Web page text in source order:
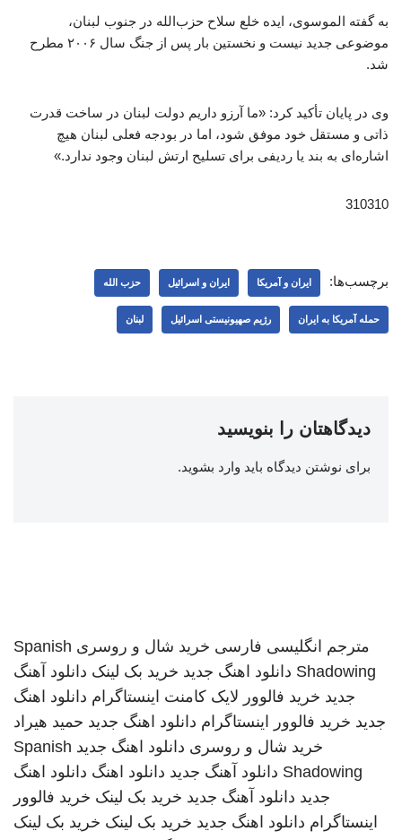
به گفته الموسوی، ایده خلع سلاح حزب‌الله در جنوب لبنان،
موضوعی جدید نیست و نخستین بار پس از جنگ سال ۲۰۰۶ مطرح
شد.
وی در پایان تأکید کرد: «ما آرزو داریم دولت لبنان در ساخت قدرت
ذاتی و مستقل خود موفق شود، اما در بودجه فعلی لبنان هیچ
اشاره‌ای به بند یا ردیفی برای تسلیح ارتش لبنان وجود ندارد.»
310310
برچسب‌ها: ایران و آمریکا ایران و اسرائیل حزب الله
حمله آمریکا به ایران رژیم صهیونیستی اسرائیل لبنان
دیدگاهتان را بنویسید
برای نوشتن دیدگاه باید وارد بشوید.
مترجم انگلیسی فارسی خرید شال و روسری Spanish
Shadowing دانلود اهنگ جدید خرید بک لینک دانلود آهنگ
جدید خرید فالوور لایک کامنت اینستاگرام دانلود اهنگ
جدید خرید فالوور اینستاگرام دانلود اهنگ جدید حمید هیراد
خرید شال و روسری دانلود اهنگ جدید Spanish
Shadowing دانلود آهنگ جدید دانلود اهنگ دانلود اهنگ
جدید دانلود آهنگ جدید خرید بک لینک خرید فالوور
اینستاگرام دانلود اهنگ جدید خرید بک لینک خرید بک لینک